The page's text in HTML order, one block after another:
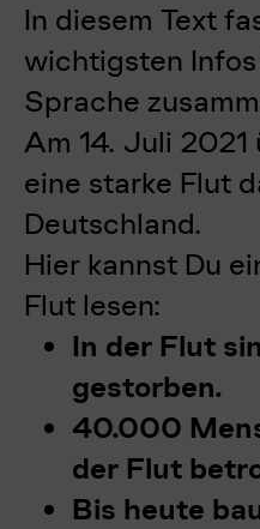
In diesem Text
wichtigsten
Sprache
Am 14. Juli
eine starke Flut
Deutschland.
Hier kannst Du
Flut lesen:
In der Flut
gestorben.
40.000
der Flut
Bis heute